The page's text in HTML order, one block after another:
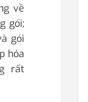
về
gói;
gói
hỏa
rất